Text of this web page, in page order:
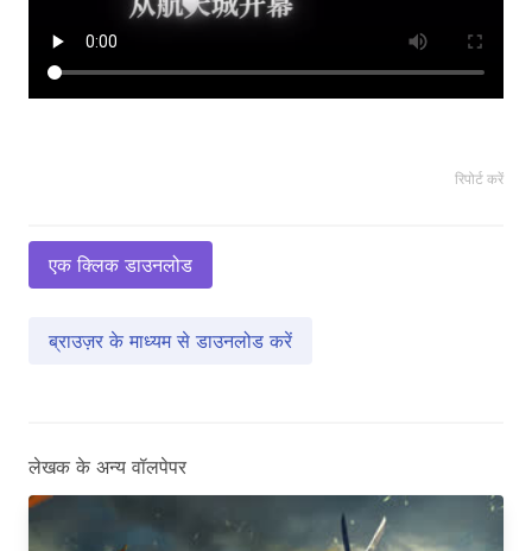
रिपोर्ट करें
एक क्लिक डाउनलोड
ब्राउज़र के माध्यम से डाउनलोड करें
लेखक के अन्य वॉलपेपर